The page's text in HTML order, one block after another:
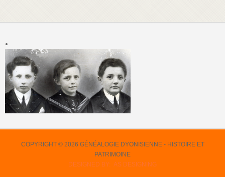
COPYRIGHT © 2026 GÉNÉALOGIE DYONISIENNE - HISTOIRE ET
PATRIMOINE
DESIGNED BY: AS DESIGNING